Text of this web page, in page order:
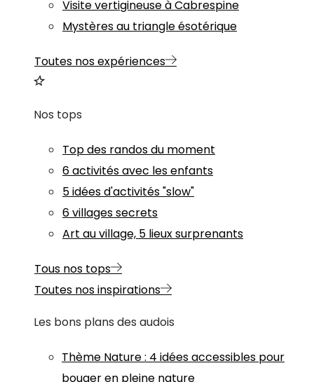
Visite vertigineuse à Cabrespine
Mystères au triangle ésotérique
Toutes nos expériences
Nos tops
Top des randos du moment
6 activités avec les enfants
5 idées d'activités "slow"
6 villages secrets
Art au village, 5 lieux surprenants
Tous nos tops
Toutes nos inspirations
Les bons plans des audois
Thème Nature: 4 idées accessibles pour
bouger en pleine nature